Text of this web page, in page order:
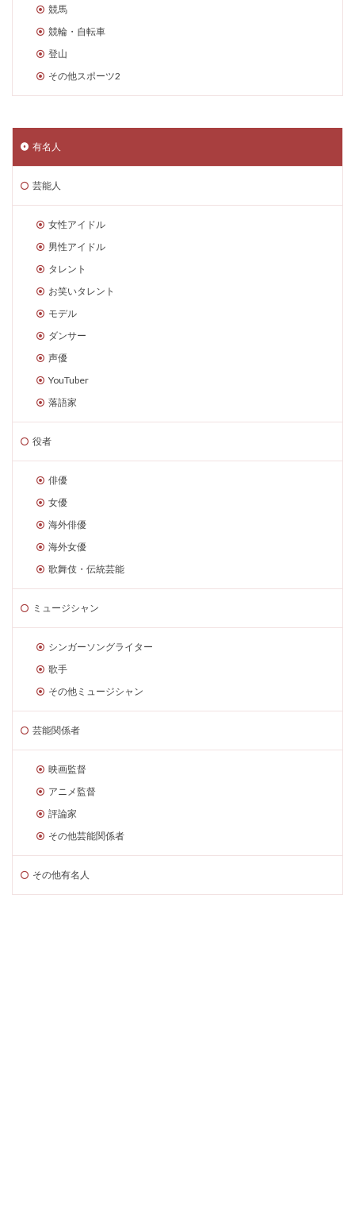
競馬
競輪・自転車
登山
その他スポーツ2
有名人
芸能人
女性アイドル
男性アイドル
タレント
お笑いタレント
モデル
ダンサー
声優
YouTuber
落語家
役者
俳優
女優
海外俳優
海外女優
歌舞伎・伝統芸能
ミュージシャン
シンガーソングライター
歌手
その他ミュージシャン
芸能関係者
映画監督
アニメ監督
評論家
その他芸能関係者
その他有名人